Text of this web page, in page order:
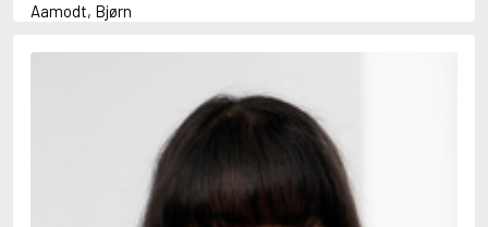
Aamodt, Bjørn
Abbey, Kieran
Abdel-Fattah, Randa